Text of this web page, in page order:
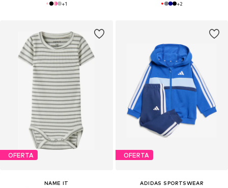
+1 +2
OFERTA
NAME IT
OFERTA
ADIDAS SPORTSWEAR